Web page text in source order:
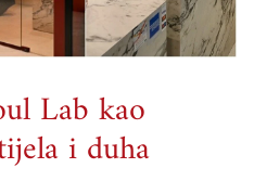
Lab kao
i duha